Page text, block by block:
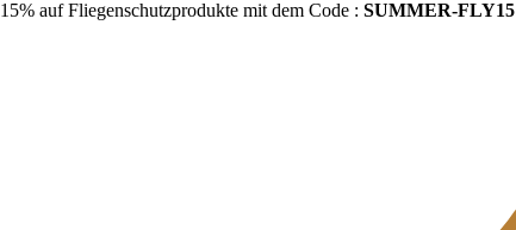
15% auf Fliegenschutzprodukte mit dem Code : SUMMER-FLY15